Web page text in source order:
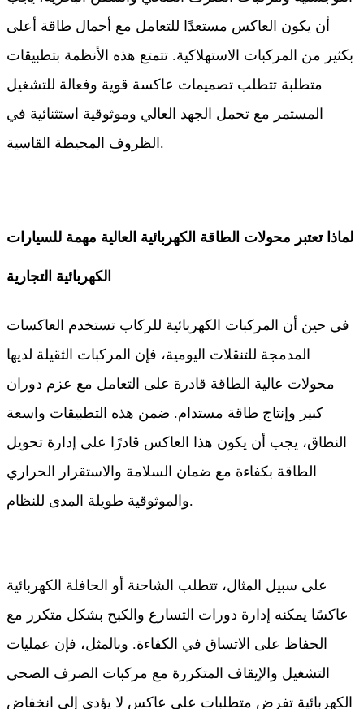
أن يكون العاكس مستعدًا للتعامل مع أحمال طاقة أعلى
بكثير من المركبات الاستهلاكية. تتمتع هذه الأنظمة بتطبيقات
متطلبة تتطلب تصميمات عاكسة قوية وفعالة للتشغيل
المستمر مع تحمل الجهد العالي وموثوقية استثنائية في
الظروف المحيطة القاسية.
لماذا تعتبر محولات الطاقة الكهربائية العالية مهمة للسيارات
الكهربائية التجارية
في حين أن المركبات الكهربائية للركاب تستخدم العاكسات
المدمجة للتنقلات اليومية، فإن المركبات الثقيلة لديها
محولات عالية الطاقة قادرة على التعامل مع عزم دوران
كبير وإنتاج طاقة مستدام. ضمن هذه التطبيقات واسعة
النطاق، يجب أن يكون هذا العاكس قادرًا على إدارة تحويل
الطاقة بكفاءة مع ضمان السلامة والاستقرار الحراري
والموثوقية طويلة المدى للنظام.
على سبيل المثال، تتطلب الشاحنة أو الحافلة الكهربائية
عاكسًا يمكنه إدارة دورات التسارع والكبح بشكل متكرر مع
الحفاظ على الاتساق في الكفاءة. وبالمثل، فإن عمليات
التشغيل والإيقاف المتكررة مع مركبات الصرف الصحي
الكهربائية تفرض متطلبات على عاكس لا يؤدي إلى انخفاض